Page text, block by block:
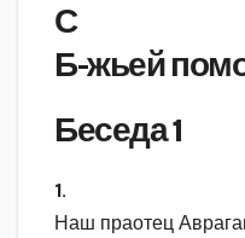
С
Б-жьей
Беседа 1
1.
Наш праотец